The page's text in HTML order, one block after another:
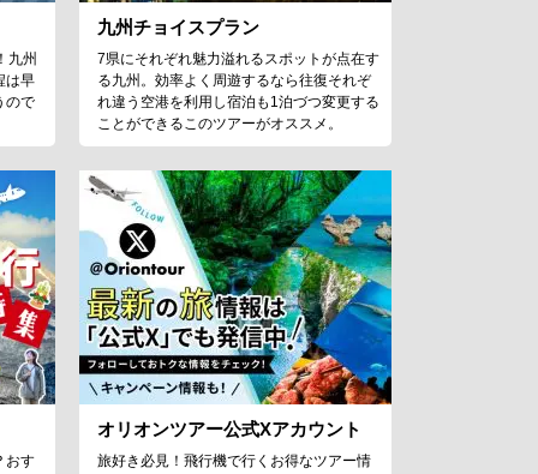
九州
は早
ので
九州チョイスプラン
7県にそれぞれ魅力溢れるスポットが点在す
る九州。効率よく周遊するなら往復それぞ
れ違う空港を利用し宿泊も1泊づつ変更する
ことができるこのツアーがオススメ。
おす
オリオンツアー公式Xアカウント
旅好き必見！飛行機で行くお得なツアー情